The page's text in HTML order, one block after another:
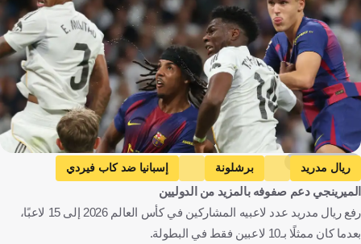
Getty Images
ريال مدريد برشلونة
إسبانيا ضد كاب فيردي
إسبانيا
كاب فيردي كأس العالم
الرأس الأخضر
الولايات المتحدة كرة قدم
الميرينجي دعم صفوفه بالمزيد من الدوليين
رفع ريال مدريد عدد لاعبيه المشاركين في كأس العالم 2026 إلى 15 لاعبًا،
بعدما كان ممثلًا بـ10 لاعبين فقط في البطولة.